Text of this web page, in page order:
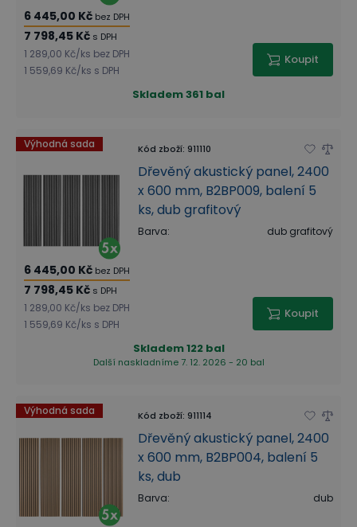
6 445,00 Kč bez DPH
7 798,45 Kč s DPH
1 289,00 Kč/ks bez DPH
1 559,69 Kč/ks s DPH
Koupit
Skladem361 bal
Výhodná sada Kód zboží: 911110
Dřevěný akustický panel, 2400
x 600 mm, B2BP009, balení 5
ks, dub grafitový
Barva: dub grafitový
6 445,00 Kč bez DPH
7 798,45 Kč s DPH
1 289,00 Kč/ks bez DPH
1 559,69 Kč/ks s DPH
Koupit
Skladem122 bal
Další naskladníme 7. 12. 2026 - 20 bal
Výhodná sada Kód zboží: 911114
Dřevěný akustický panel, 2400
x 600 mm, B2BP004, balení 5
ks, dub
Barva: dub